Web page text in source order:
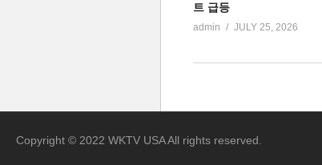
트 급등
admin JULY 25, 2026
Copyright © 2022 WKTV USA All rights reserved.